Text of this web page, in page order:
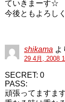
ていきまーす☆
今後ともよろし
shikama よ
29 4月, 2008
SECRET: 0
PASS:
頑張ってますま